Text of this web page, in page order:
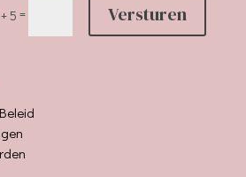
5 = Versturen